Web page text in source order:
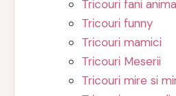
Tricouri fani
Tricouri funny
Tricouri mamici
Tricouri Meserii
Tricouri mire si